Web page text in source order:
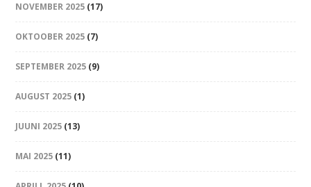
NOVEMBER 2025 (17)
OKTOOBER 2025 (7)
SEPTEMBER 2025 (9)
AUGUST 2025 (1)
JUUNI 2025 (13)
MAI 2025 (11)